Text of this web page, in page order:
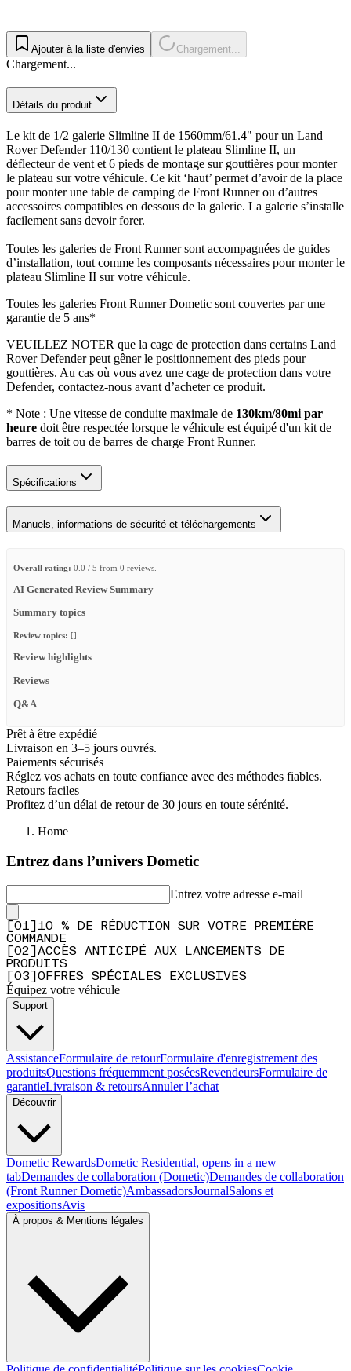
Ajouter à la liste d'envies Chargement...
Chargement...
Détails du produit
Le kit de 1/2 galerie Slimline II de 1560mm/61.4" pour un Land
Rover Defender 110/130 contient le plateau Slimline II, un
déflecteur de vent et 6 pieds de montage sur gouttières pour monter
le plateau sur votre véhicule. Ce kit ‘haut’ permet d’avoir de la place
pour monter une table de camping de Front Runner ou d’autres
accessoires compatibles en dessous de la galerie. La galerie s’installe
facilement sans devoir forer.
Toutes les galeries de Front Runner sont accompagnées de guides
d’installation, tout comme les composants nécessaires pour monter le
plateau Slimline II sur votre véhicule.
Toutes les galeries Front Runner Dometic sont couvertes par une
garantie de 5 ans*
VEUILLEZ NOTER que la cage de protection dans certains Land
Rover Defender peut gêner le positionnement des pieds pour
gouttières. Au cas où vous avez une cage de protection dans votre
Defender, contactez-nous avant d’acheter ce produit.
* Note : Une vitesse de conduite maximale de 130km/80mi par
heure doit être respectée lorsque le véhicule est équipé d'un kit de
barres de toit ou de barres de charge Front Runner.
Spécifications
Manuels, informations de sécurité et téléchargements
Overall rating: 0.0 / 5 from 0 reviews.
AI Generated Review Summary
Summary topics
Review topics: [].
Review highlights
Reviews
Q&A
Prêt à être expédié
Livraison en 3–5 jours ouvrés.
Paiements sécurisés
Réglez vos achats en toute confiance avec des méthodes fiables.
Retours faciles
Profitez d’un délai de retour de 30 jours en toute sérénité.
Home
Entrez dans l’univers Dometic
Entrez votre adresse e-mail
01
10 % DE RÉDUCTION SUR VOTRE PREMIÈRE
COMMANDE
02
ACCÈS ANTICIPÉ AUX LANCEMENTS DE
PRODUITS
03 OFFRES SPÉCIALES EXCLUSIVES
Équipez votre véhicule
Support
AssistanceFormulaire de retourFormulaire d'enregistrement des
produitsQuestions fréquemment poséesRevendeursFormulaire de
garantieLivraison & retoursAnnuler l’achat
Découvrir
Dometic RewardsDometic Residential, opens in a new
tabDemandes de collaboration (Dometic)Demandes de collaboration
(Front Runner Dometic)AmbassadorsJournalSalons et
expositionsAvis
À propos & Mentions légales